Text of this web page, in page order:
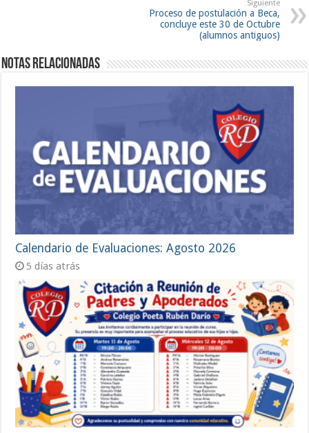
Siguiente
Proceso de postulación a Beca,
concluye este 30 de Octubre
(alumnos antiguos)
Notas Relacionadas
Calendario de Evaluaciones: Agosto 2026
5 días atrás